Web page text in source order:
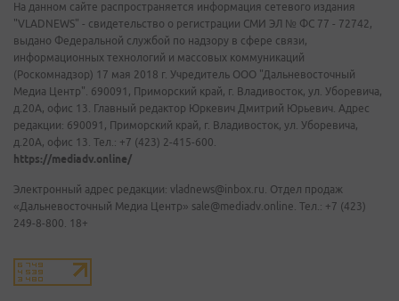
На данном сайте распространяется информация сетевого издания
"VLADNEWS" - свидетельство о регистрации СМИ ЭЛ № ФС 77 - 72742,
выдано Федеральной службой по надзору в сфере связи,
информационных технологий и массовых коммуникаций
(Роскомнадзор) 17 мая 2018 г. Учредитель ООО "Дальневосточный
Медиа Центр". 690091, Приморский край, г. Владивосток, ул. Уборевича,
д.20А, офис 13. Главный редактор Юркевич Дмитрий Юрьевич. Адрес
редакции: 690091, Приморский край, г. Владивосток, ул. Уборевича,
д.20А, офис 13. Тел.: +7 (423) 2-415-600.
https://mediadv.online/
Электронный адрес редакции: vladnews@inbox.ru. Отдел продаж
«Дальневосточный Медиа Центр» sale@mediadv.online. Тел.: +7 (423)
249-8-800. 18+